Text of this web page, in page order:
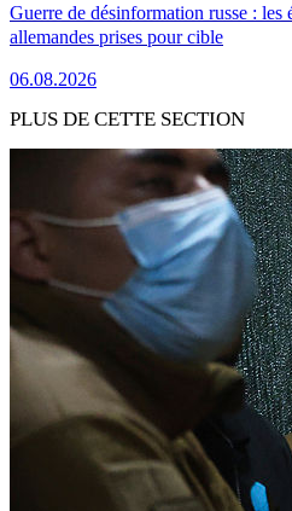
Guerre de désinformation russe : les
allemandes prises pour cible
06.08.2026
PLUS DE CETTE SECTION